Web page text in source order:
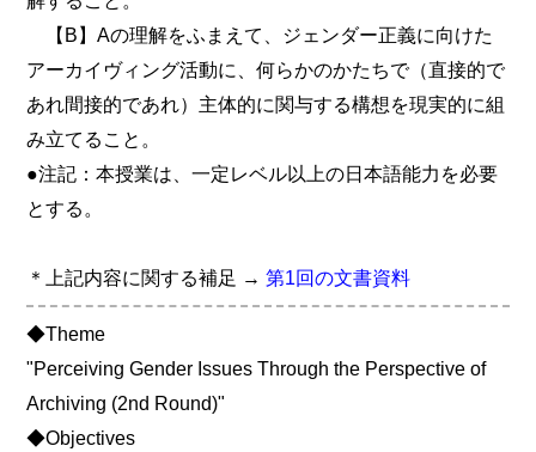
【B】Aの理解をふまえて、ジェンダー正義に向けた
アーカイヴィング活動に、何らかのかたちで（直接的で
あれ間接的であれ）主体的に関与する構想を現実的に組
み立てること。
●注記：本授業は、一定レベル以上の日本語能力を必要
とする。
＊上記内容に関する補足 →第1回の文書資料
◆Theme
"Perceiving Gender Issues Through the Perspective of
Archiving (2nd Round)"
◆Objectives